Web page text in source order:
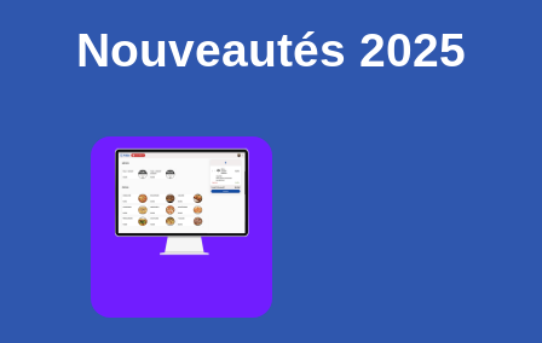
Nouveautés 2025